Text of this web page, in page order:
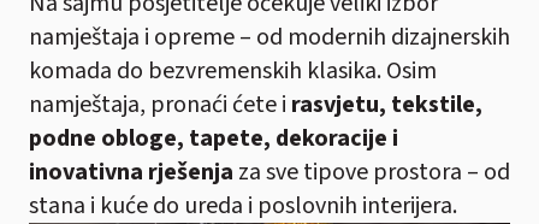
namještaja i opreme – od modernih dizajnerskih
komada do bezvremenskih klasika. Osim
namještaja, pronaći ćete i rasvjetu, tekstile,
podne obloge, tapete, dekoracije i
inovativna rješenja za sve tipove prostora – od
stana i kuće do ureda i poslovnih interijera.